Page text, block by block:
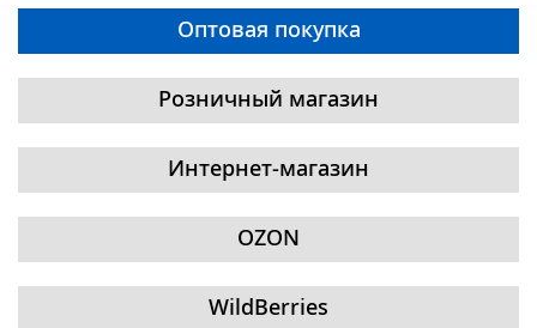
Оптовая покупка
Розничный магазин
Интернет-магазин
OZON
WildBerries